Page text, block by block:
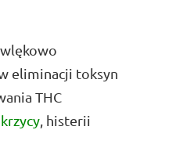
eliminacji toksyn
THC
, histerii